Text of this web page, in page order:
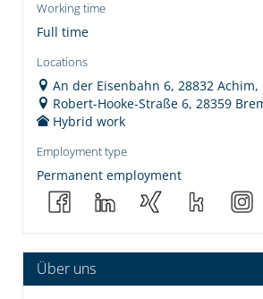
Working time
Full time
Locations
An der Eisenbahn 6, 28832 Achim,
Robert-Hooke-Straße 6, 28359
Hybrid work
Employment type
Permanent employment
Über uns